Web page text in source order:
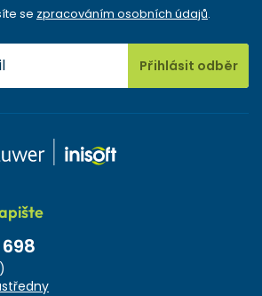
se zpracováním osobních údajů.
Přihlásit odběr